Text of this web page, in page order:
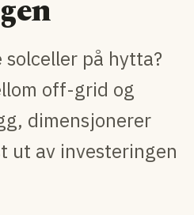
på hytta?
off-grid og
dimensjonerer
ut av investeringen